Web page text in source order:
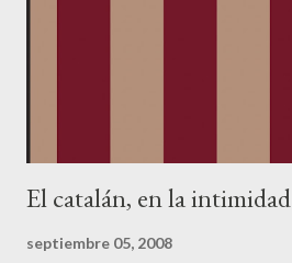
El catalán, en la intimidad
septiembre 05, 2008